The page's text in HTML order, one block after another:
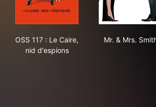
OSS 117 : Le Caire,
nid d'espions
Mr. & Mrs.